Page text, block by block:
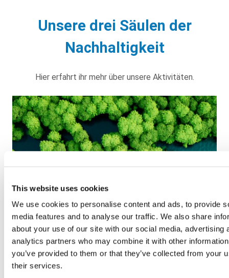
This website uses cookies
We use cookies to personalise content and ads, to provide
media features and to analyse our traffic. We also share
about your use of our site with our social media, advertising
analytics partners who may combine it with other
you’ve provided to them or that they’ve collected from your
their services.
Unsere drei Säulen der
Nachhaltigkeit
Hier erfahrt ihr mehr über unsere Aktivitäten.